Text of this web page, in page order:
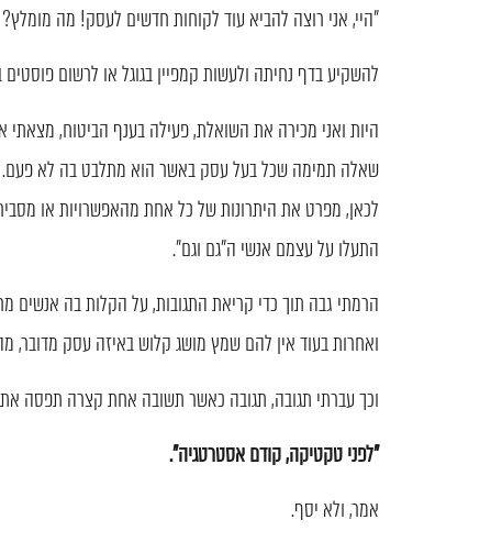
"היי, אני רוצה להביא עוד לקוחות חדשים לעסק! מה מומלץ?
להשקיע בדף נחיתה ולעשות קמפיין בגוגל או לרשום
היות ואני מכירה את השואלת, פעילה בענף הביטוח,
שאלה תמימה שכל בעל עסק באשר הוא מתלבט בה לא פעם.
לכאן, מפרט את היתרונות של כל אחת מהאפשרויות או
התעלו על עצמם אנשי ה"גם וגם".
הרמתי גבה תוך כדי קריאת התגובות, על הקלות בה
ואחרות בעוד אין להם שמץ מושג קלוש באיזה עסק מדובר,
וכך עברתי תגובה, תגובה כאשר תשובה אחת קצרה תפסה את
"לפני טקטיקה, קודם אסטרטגיה".
אמר, ולא יסף.